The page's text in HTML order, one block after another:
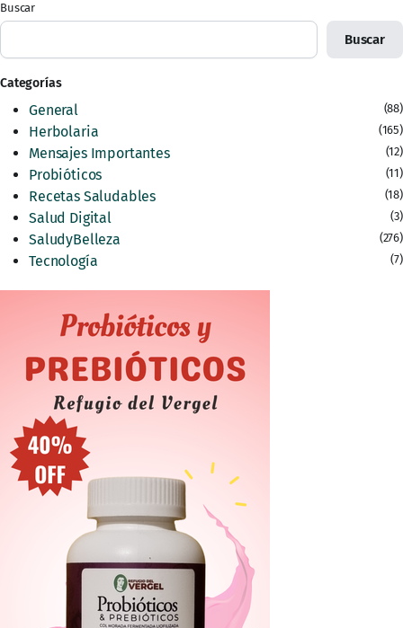
Buscar
Buscar
Categorías
General (88)
Herbolaria (165)
Mensajes Importantes (12)
Probióticos (11)
Recetas Saludables (18)
Salud Digital (3)
SaludyBelleza (276)
Tecnología (7)